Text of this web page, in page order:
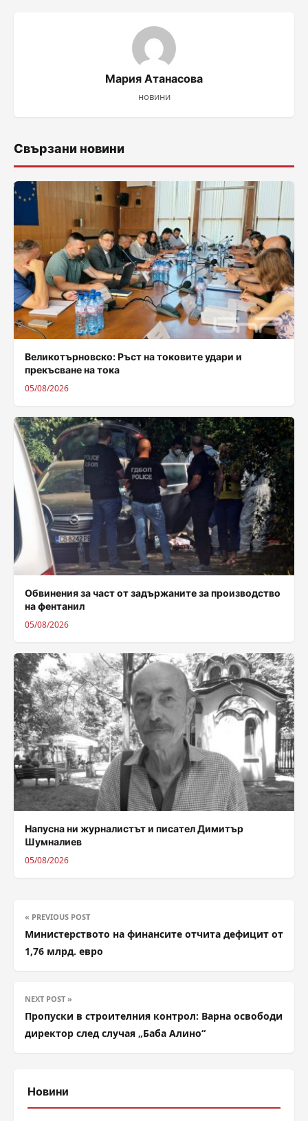
Мария Атанасова
новини
Свързани новини
Великотърновско: Ръст на токовите удари и
прекъсване на тока
05/08/2026
Обвинения за част от задържаните за производство
на фентанил
05/08/2026
Напусна ни журналистът и писател Димитър
Шумналиев
05/08/2026
« PREVIOUS POST
Министерството на финансите отчита дефицит от
1,76 млрд. евро
NEXT POST »
Пропуски в строителния контрол: Варна освободи
директор след случая „Баба Алино“
Новини